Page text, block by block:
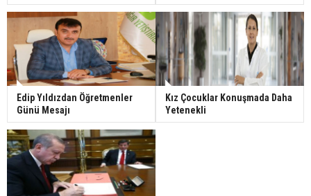
Edip Yıldızdan Öğretmenler
Günü Mesajı
Kız Çocuklar Konuşmada Daha
Yetenekli